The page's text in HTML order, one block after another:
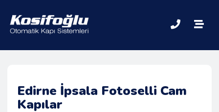
Edirne İpsala Fotoselli Cam
Kapılar